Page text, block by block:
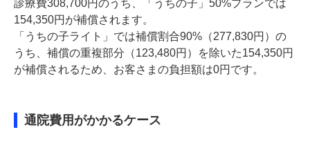
診療費308,700円のうち、「うちの子」50%プランでは
154,350円が補償されます。
「うちの子ライト」では補償割合90%（277,830円）の
うち、補償の重複部分（123,480円）を除いた154,350円
が補償されるため、お客さまの負担額は0円です。
通院費用がかかるケース